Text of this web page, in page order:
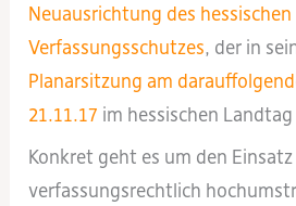
Neuausrichtung des hessischen
Verfassungsschutzes, der in
Planarsitzung am
21.11.17 im hessischen
Konkret geht es um den
verfassungsrechtlich